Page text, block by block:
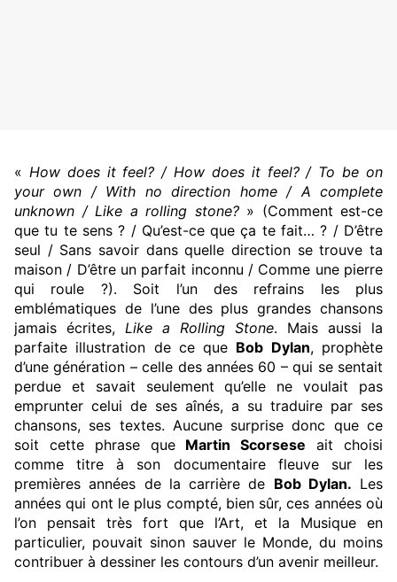
« How does it feel? / How does it feel? / To be on
your own / With no direction home / A complete
unknown / Like a rolling stone? » (Comment est-ce
que tu te sens ? / Qu’est-ce que ça te fait… ? / D’être
seul / Sans savoir dans quelle direction se trouve ta
maison / D’être un parfait inconnu / Comme une pierre
qui roule ?). Soit l’un des refrains les plus
emblématiques de l’une des plus grandes chansons
jamais écrites, Like a Rolling Stone. Mais aussi la
parfaite illustration de ce que Bob Dylan, prophète
d’une génération – celle des années 60 – qui se sentait
perdue et savait seulement qu’elle ne voulait pas
emprunter celui de ses aînés, a su traduire par ses
chansons, ses textes. Aucune surprise donc que ce
soit cette phrase que
Martin Scorsese
ait choisi
comme titre à son documentaire fleuve sur les
premières années de la carrière de Bob Dylan. Les
années qui ont le plus compté, bien sûr, ces années où
l’on pensait très fort que l’Art, et la Musique en
particulier, pouvait sinon sauver le Monde, du moins
contribuer à dessiner les contours d’un avenir meilleur.